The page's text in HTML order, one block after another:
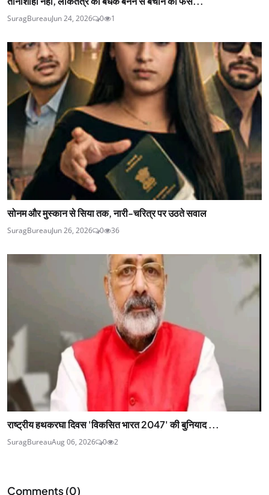
SuragBureauJun 24, 2026 0 1
सोनम और मुस्कान से सिया तक, नारी-चरित्र पर उठते सवाल
SuragBureauJun 26, 2026 0 36
राष्ट्रीय हथकरघा दिवस 'विकसित भारत 2047' की बुनियाद ...
SuragBureauAug 06, 2026 0 2
Comments (0)